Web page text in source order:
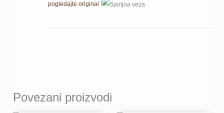
pogledajte original
Povezani proizvodi